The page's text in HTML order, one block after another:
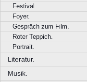
Festival.
Foyer.
Gespräch zum Film.
Roter Teppich.
Portrait.
Literatur.
Musik.